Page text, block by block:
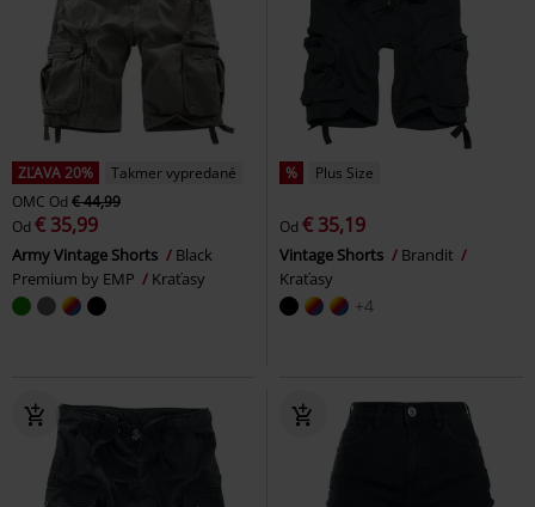
ZĽAVA 20%
Takmer vypredané
OMC Od € 44,99
Od € 35,99
Army Vintage Shorts
Black
Premium by EMP
Kraťasy
% Plus Size
Od € 35,19
Vintage Shorts
Brandit
Kraťasy
+4